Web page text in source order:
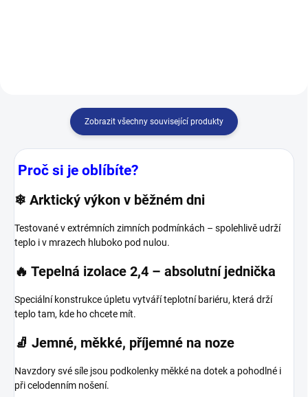
Zobrazit všechny související produkty
Proč si je oblíbíte?
❄ Arktický výkon v běžném dni
Testované v extrémních zimních podmínkách – spolehlivě udrží
teplo i v mrazech hluboko pod nulou.
🔥 Tepelná izolace 2,4 – absolutní jednička
Speciální konstrukce úpletu vytváří teplotní bariéru, která drží
teplo tam, kde ho chcete mít.
🧦 Jemné, měkké, příjemné na noze
Navzdory své síle jsou podkolenky měkké na dotek a pohodlné i
při celodenním nošení.